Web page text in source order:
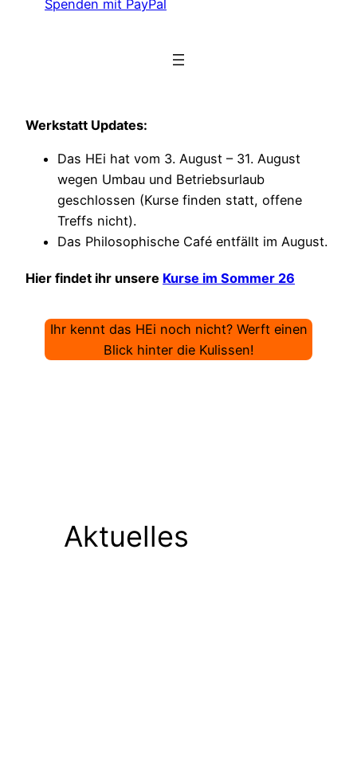
Spenden mit PayPal
Werkstatt Updates:
Das HEi hat vom 3. August – 31. August
wegen Umbau und Betriebsurlaub
geschlossen (Kurse finden statt, offene
Treffs nicht).
Das Philosophische Café entfällt im August.
Hier findet ihr unsere Kurse im Sommer 26
Ihr kennt das HEi noch nicht? Werft einen
Blick hinter die Kulissen!
Aktuelles